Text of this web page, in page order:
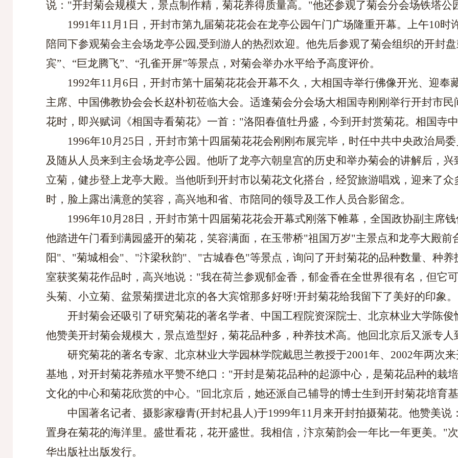
说："开封菊会规模大，景点制作精，菊花养得质量高。"他还参观了菊会分会场铁塔公
1991年11月1日，开封市第九届菊花花会在龙亭公园午门广场隆重开幕。上午10
陪同下参观菊会主会场龙亭公园,受到游人的热烈欢迎。他先后参观了菊会组织的开封
宾”、“巨龙腾飞”、“孔雀开屏”等景点，对菊会举办水平给予高度评价。
1992年11月6日，开封市第十届菊花花会开幕不久，大相国寺举行佛像开光、迎
主席、中国佛教协会会长赵朴初莅临大会。适逢菊会分会场大相国寺刚刚举行开封市
花时，即兴赋词《相国寺看菊花》一首："洛阳春值牡丹盛，今到开封赏菊花。相国寺
1996年10月25日，开封市第十四届菊花花会刚刚布展完毕，时任中共中央政治局
及随从人员来到主会场龙亭公园。他听了龙亭六朝皇宫的历史和举办菊会的讲解后，
立菊，健步登上龙亭大殿。当他听到开封市以菊花文化搭台，经贸旅游唱戏，迎来了
时，脸上露出满意的笑容，高兴地和省、市陪同的领导及工作人员合影留念。
1996年10月28日，开封市第十四届菊花花会开幕式刚落下帷幕，全国政协副主席
他踏进午门看到满园盛开的菊花，笑容满面，在玉带桥"祖国万岁"主景点和龙亭大殿
阳"、"菊城相会"、"汴梁秋韵"、"古城春色"等景点，询问了开封菊花的品种数量、种
室获奖菊花作品时，高兴地说："我在荷兰参观郁金香，郁金香在全世界很有名，但它
头菊、小立菊、盆景菊摆进北京的各大宾馆那多好呀!开封菊花给我留下了美好的印象
开封菊会还吸引了研究菊花的著名学者、中国工程院资深院士、北京林业大学陈
他赞美开封菊会规模大，景点造型好，菊花品种多，种养技术高。他回北京后又派专
研究菊花的著名专家、北京林业大学园林学院戴思兰教授于2001年、2002年两次
基地，对开封菊花养殖水平赞不绝口："开封是菊花品种的起源中心，是菊花品种的栽
文化的中心和菊花欣赏的中心。"回北京后，她还派自己辅导的博士生到开封菊花培育
中国著名记者、摄影家穆青(开封杞县人)于1999年11月来开封拍摄菊花。他赞美
置身在菊花的海洋里。盛世看花，花开盛世。我相信，汴京菊韵会一年比一年更美。"
华出版社出版发行。